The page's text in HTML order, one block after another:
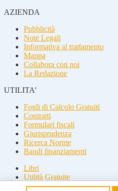
AZIENDA
Pubblicità
Note Legali
Informativa al trattamento
Mappa
Collabora con noi
La Redazione
UTILITA'
Fogli di Calcolo Gratuiti
Contratti
Formulari fiscali
Giurisprudenza
Ricerca Norme
Bandi finanziamenti
Libri
Utilità Gratuite
Guide fiscali